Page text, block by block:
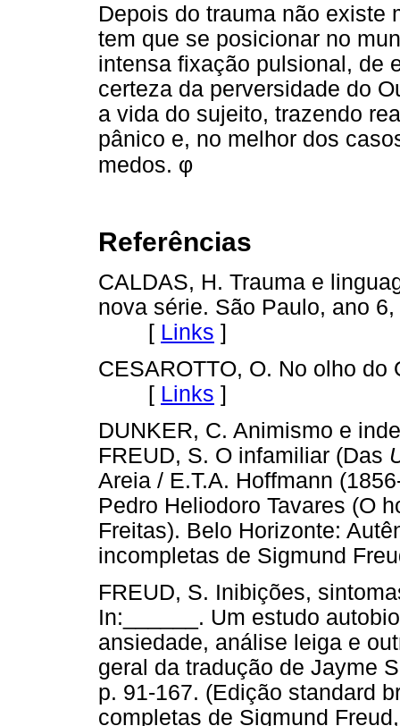
Depois do trauma não existe
tem que se posicionar no
intensa fixação pulsional, de
certeza da perversidade do
a vida do sujeito, trazendo
pânico e, no melhor dos
medos. φ
Referências
CALDAS, H. Trauma e
nova série. São Paulo, ano
[ Links ]
CESAROTTO, O. No olho
[ Links ]
DUNKER, C. Animismo e
FREUD, S. O infamiliar (Das
Areia / E.T.A. Hoffmann
Pedro Heliodoro Tavares (O
Freitas). Belo Horizonte:
incompletas de Sigmund
FREUD, S. Inibições,
In:______. Um estudo
ansiedade, análise leiga e
geral da tradução de Jayme
p. 91-167. (Edição standard
completas de Sigmund